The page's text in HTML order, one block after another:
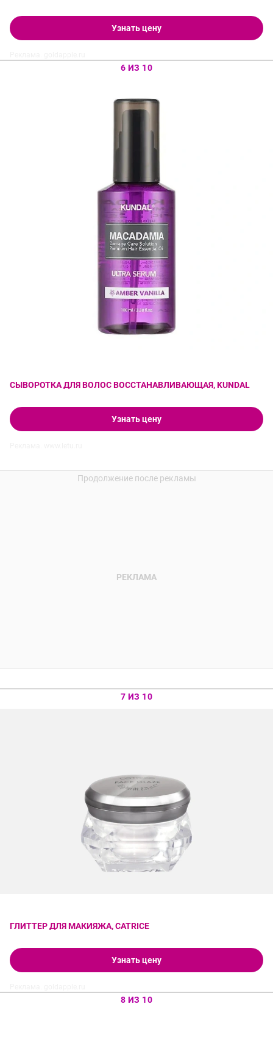
Узнать цену
6 ИЗ 10
СЫВОРОТКА ДЛЯ ВОЛОС ВОССТАНАВЛИВАЮЩАЯ, KUNDAL
Узнать цену
7 ИЗ 10
ГЛИТТЕР ДЛЯ МАКИЯЖА, CATRICE
Узнать цену
8 ИЗ 10